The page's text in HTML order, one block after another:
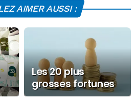
AIMER AUSSI :
Les 20 plus
grosses fortunes
mondiales